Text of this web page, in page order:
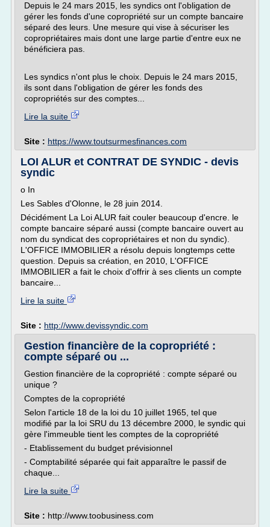
Depuis le 24 mars 2015, les syndics ont l'obligation de
gérer les fonds d'une copropriété sur un compte bancaire
séparé des leurs. Une mesure qui vise à sécuriser les
copropriétaires mais dont une large partie d'entre eux ne
bénéficiera pas.
Les syndics n'ont plus le choix. Depuis le 24 mars 2015,
ils sont dans l'obligation de gérer les fonds des
copropriétés sur des comptes...
Lire la suite
Site : https://www.toutsurmesfinances.com
LOI ALUR et CONTRAT DE SYNDIC - devis
syndic
o In
Les Sables d'Olonne, le 28 juin 2014.
Décidément La Loi ALUR fait couler beaucoup d'encre. le
compte bancaire séparé aussi (compte bancaire ouvert au
nom du syndicat des copropriétaires et non du syndic).
L'OFFICE IMMOBILIER a résolu depuis longtemps cette
question. Depuis sa création, en 2010, L'OFFICE
IMMOBILIER a fait le choix d'offrir à ses clients un compte
bancaire...
Lire la suite
Site : http://www.devissyndic.com
Gestion financière de la copropriété :
compte séparé ou ...
Gestion financière de la copropriété : compte séparé ou
unique ?
Comptes de la copropriété
Selon l'article 18 de la loi du 10 juillet 1965, tel que
modifié par la loi SRU du 13 décembre 2000, le syndic qui
gère l'immeuble tient les comptes de la copropriété
- Etablissement du budget prévisionnel
- Comptabilité séparée qui fait apparaître le passif de
chaque...
Lire la suite
Site : http://www.toobusiness.com